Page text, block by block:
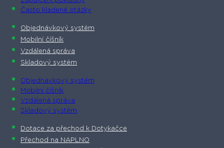
Často kladené otázky
Objednávkový systém
Mobilní číšník
Vzdálená správa
Skladový systém
Objednávkový systém
Mobilní číšník
Vzdálená správa
Skladový systém
Dotace za přechod k Dotykačce
Přechod na NAPLNO